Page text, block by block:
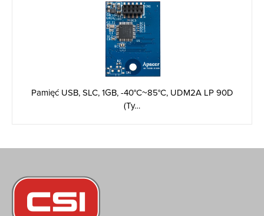
Pamięć USB, SLC, 1GB, -40°C~85°C, UDM2A LP 90D
(Ty…